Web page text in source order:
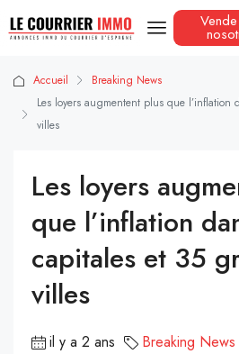
Accueil
Breaking News
Les loyers augmentent plus que
villes
Les loyers
que l’inflation
capitales et 35
villes
il y a 2 ans Breaking News